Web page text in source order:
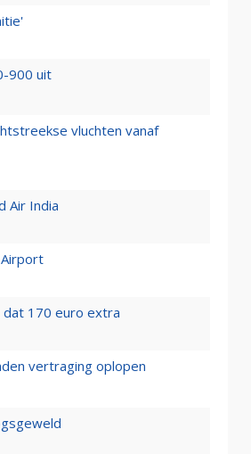
900 uit
vluchten vanaf
Air India
Airport
dat 170 euro extra
vertraging oplopen